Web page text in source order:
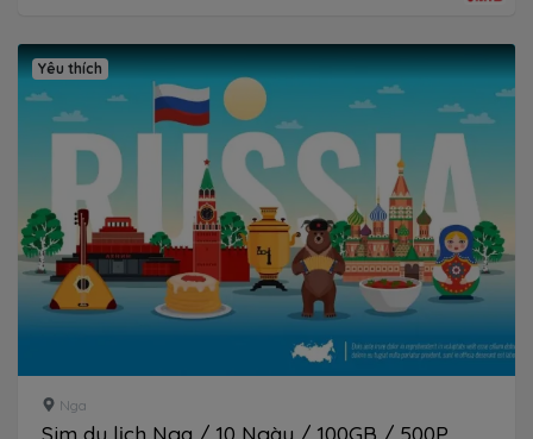
Yêu thích
Nga
Sim du lịch Nga / 10 Ngày / 100GB / 500P